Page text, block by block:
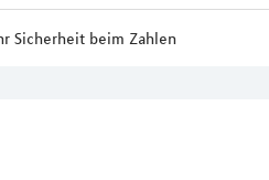
Sicherheit beim Zahlen